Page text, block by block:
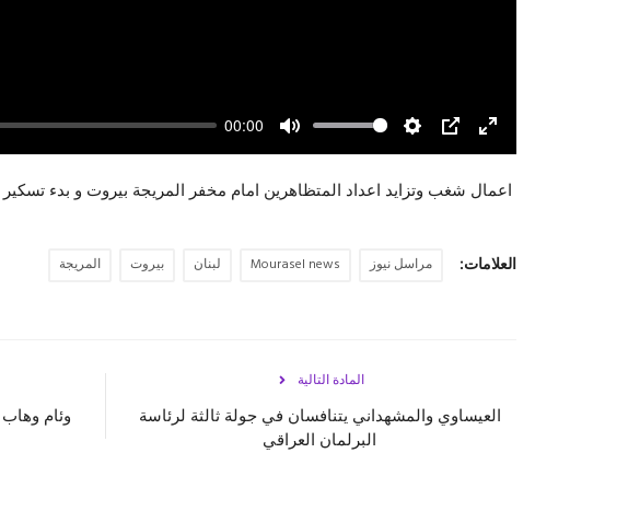
00:00
اعمال شغب وتزايد اعداد المتظاهرين امام مخفر المريجة بيروت و بدء
العلامات: مراسل نيوز Mourasel news لبنان بيروت المريجة
وئام وهاب
المادة التالية
العيساوي والمشهداني يتنافسان في جولة ثالثة لرئاسة
البرلمان العراقي